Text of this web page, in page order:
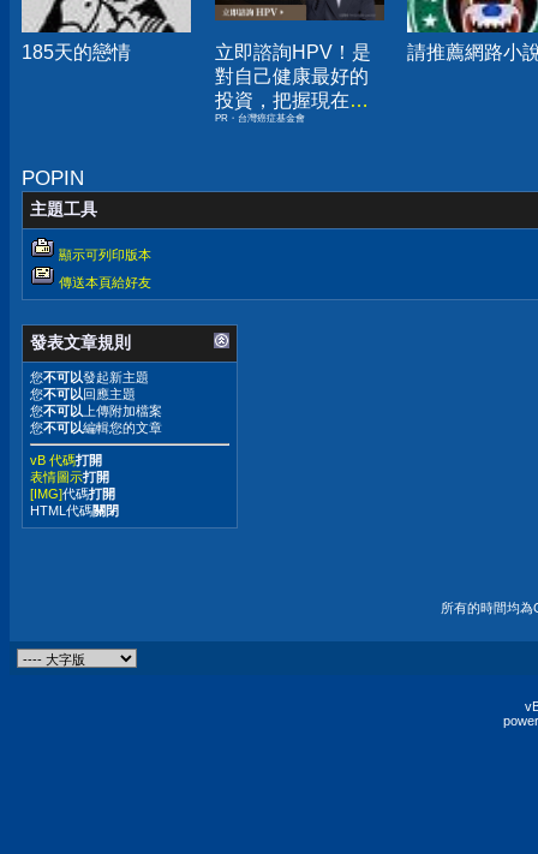
185天的戀情
立即諮詢HPV！是
對自己健康最好的
投資，把握現在不
嫌晚！
PR・台灣癌症基金會
請推薦網路小
POPIN
主題工具
顯示可列印版本
傳送本頁給好友
發表文章規則
您不可以發起新主題
您不可以回應主題
您不可以 上傳附加檔案
您不可以編輯您的文章
vB 代碼打開
表情圖示打開
[IMG]代碼打開
HTML代碼關閉
所有的時間均為